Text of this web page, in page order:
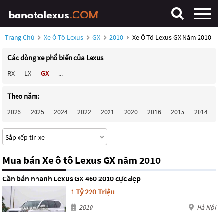
Trang Chủ Xe Ô Tô Lexus GX 2010 Xe Ô Tô Lexus GX Năm 2010
Các dòng xe phổ biến của Lexus
RX LX GX ...
Theo năm:
2026 2025 2024 2022 2021 2020 2016 2015 2014
Mua bán Xe ô tô Lexus GX năm 2010
Cần bán nhanh Lexus GX 460 2010 cực đẹp
1 Tỷ 220 Triệu
2010 Hà Nội